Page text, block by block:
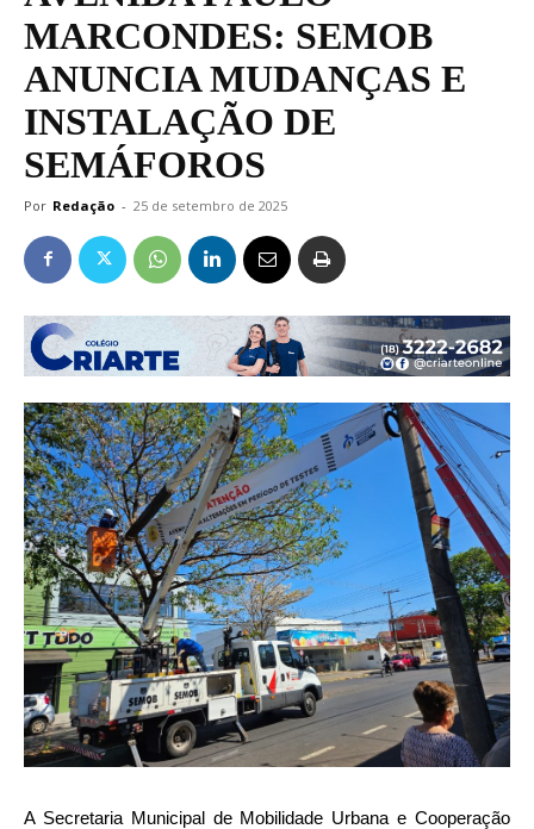
MARCONDES: SEMOB
ANUNCIA MUDANÇAS E
INSTALAÇÃO DE
SEMÁFOROS
Por Redação - 25 de setembro de 2025
A Secretaria Municipal de Mobilidade Urbana e Cooperação